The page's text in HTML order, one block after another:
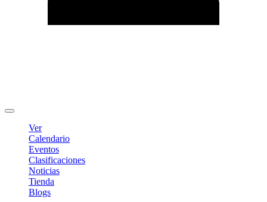
Ver
Calendario
Eventos
Clasificaciones
Noticias
Tienda
Blogs